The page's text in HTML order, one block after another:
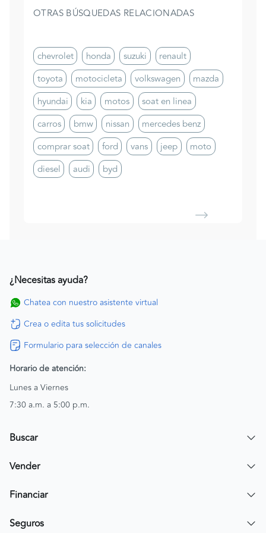
OTRAS BÚSQUEDAS RELACIONADAS
chevrolet honda suzuki
renault
toyota
motocicleta volkswagen
mazda
hyundai
kia motos
soat en linea
carros
bmw nissan
mercedes benz
comprar soat
ford vans jeep
moto
diesel
audi byd
¿Necesitas ayuda?
Chatea con nuestro asistente virtual
Crea o edita tus solicitudes
Formulario para selección de canales
Horario de atención:
Lunes a Viernes
7:30 a.m. a 5:00 p.m.
Buscar
Encuentra un carro
Vender
Publicar mi vehículo
Financiar
Simular crédito
Seguros